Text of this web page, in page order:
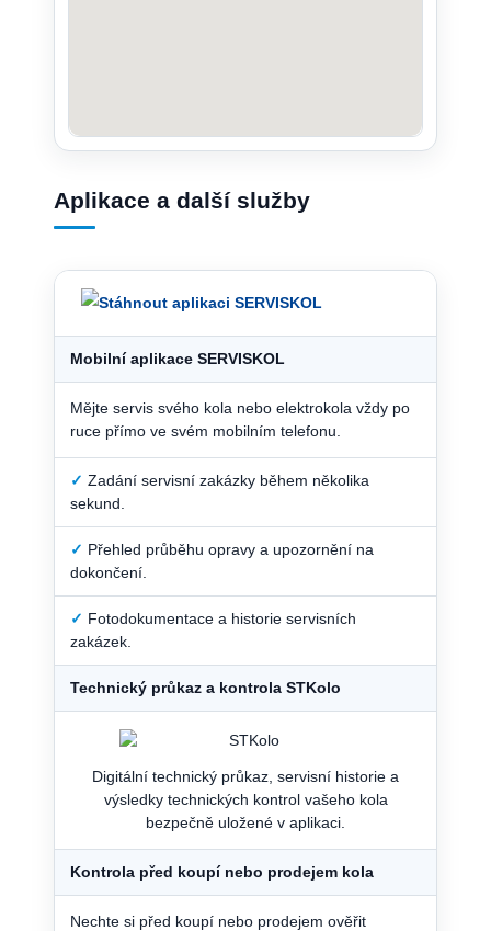
Aplikace a další služby
Mobilní aplikace SERVISKOL
Mějte servis svého kola nebo elektrokola vždy po
ruce přímo ve svém mobilním telefonu.
✓ Zadání servisní zakázky během několika
sekund.
✓ Přehled průběhu opravy a upozornění na
dokončení.
✓ Fotodokumentace a historie servisních
zakázek.
Technický průkaz a kontrola STKolo
Digitální technický průkaz, servisní historie a
výsledky technických kontrol vašeho kola
bezpečně uložené v aplikaci.
Kontrola před koupí nebo prodejem kola
Nechte si před koupí nebo prodejem ověřit